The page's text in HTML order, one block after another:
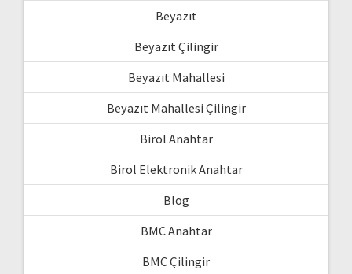
Beyazıt
Beyazıt Çilingir
Beyazıt Mahallesi
Beyazıt Mahallesi Çilingir
Birol Anahtar
Birol Elektronik Anahtar
Blog
BMC Anahtar
BMC Çilingir